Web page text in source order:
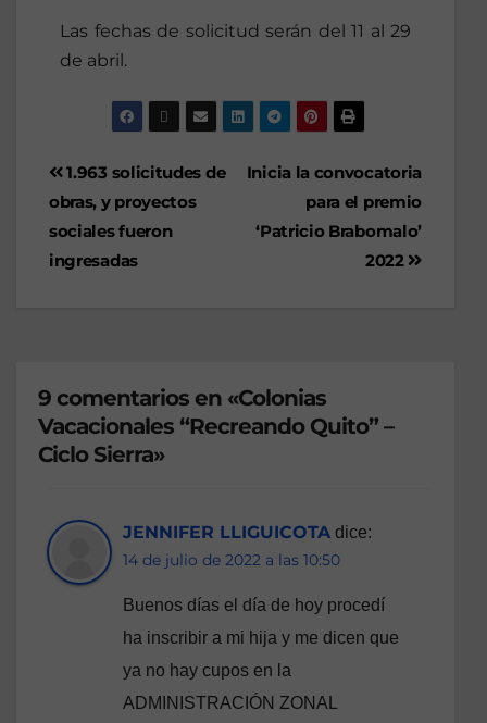
Las fechas de solicitud serán del 11 al 29
de abril.
Inicia la convocatoria
para el premio
‘Patricio Brabomalo’
2022
1.963 solicitudes de
obras, y proyectos
sociales fueron
ingresadas
9 comentarios en «Colonias
Vacacionales “Recreando Quito” –
Ciclo Sierra»
JENNIFER LLIGUICOTA dice:
14 de julio de 2022 a las 10:50
Buenos días el día de hoy procedí
ha inscribir a mi hija y me dicen que
ya no hay cupos en la
ADMINISTRACIÓN ZONAL